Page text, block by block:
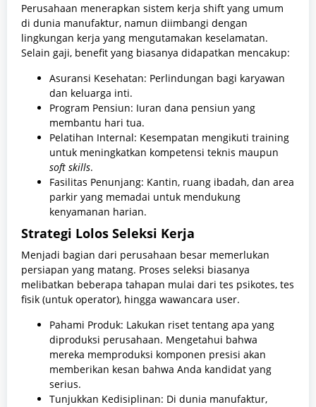
Perusahaan menerapkan sistem kerja shift yang umum
di dunia manufaktur, namun diimbangi dengan
lingkungan kerja yang mengutamakan keselamatan.
Selain gaji, benefit yang biasanya didapatkan mencakup:
Asuransi Kesehatan: Perlindungan bagi karyawan
dan keluarga inti.
Program Pensiun: Iuran dana pensiun yang
membantu hari tua.
Pelatihan Internal: Kesempatan mengikuti training
untuk meningkatkan kompetensi teknis maupun
soft skills.
Fasilitas Penunjang: Kantin, ruang ibadah, dan area
parkir yang memadai untuk mendukung
kenyamanan harian.
Strategi Lolos Seleksi Kerja
Menjadi bagian dari perusahaan besar memerlukan
persiapan yang matang. Proses seleksi biasanya
melibatkan beberapa tahapan mulai dari tes psikotes, tes
fisik (untuk operator), hingga wawancara user.
Pahami Produk: Lakukan riset tentang apa yang
diproduksi perusahaan. Mengetahui bahwa
mereka memproduksi komponen presisi akan
memberikan kesan bahwa Anda kandidat yang
serius.
Tunjukkan Kedisiplinan: Di dunia manufaktur,